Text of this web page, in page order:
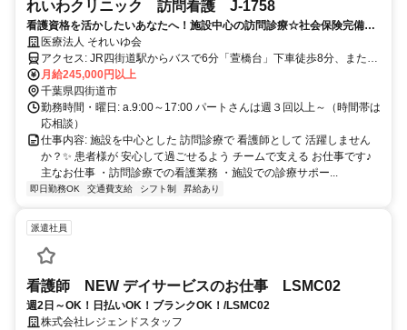
れいわクリニック 訪問看護 J-1758
看護資格を活かしたいあなたへ！施設中心の訪問診療☆社会保険完備☆
週休2日制☆
医療法人 それいゆ会
アクセス: JR四街道駅からバスで6分「萱橋台」下車徒歩8分、または
「盲学校」下車徒歩7分
月給245,000円以上
千葉県四街道市
勤務時間・曜日: a.9:00～17:00 パートさんは週３回以上～（時間帯は
応相談）
仕事内容: 施設を中心とした 訪問診療で 看護師として 活躍しません
か？✨ 患者様が 安心して過ごせるよう チームで支える お仕事です♪
主なお仕事 ・訪問診療での看護業務 ・施設での診療サポー...
即日勤務OK 交通費支給 シフト制 昇給あり
派遣社員
看護師 NEW デイサービスのお仕事 LSMC02
週2日～OK！日払いOK！ブランクOK！/LSMC02
株式会社レジェンドスタッフ